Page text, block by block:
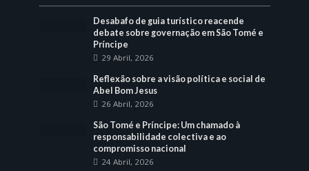
Desabafo de guia turístico reacende
debate sobre governação em São Tomé e
Príncipe
29 Abril, 2026
Reflexão sobre a visão política e social de
Abel Bom Jesus
26 Abril, 2026
São Tomé e Príncipe: Um chamado à
responsabilidade colectiva e ao
compromisso nacional
24 Abril, 2026